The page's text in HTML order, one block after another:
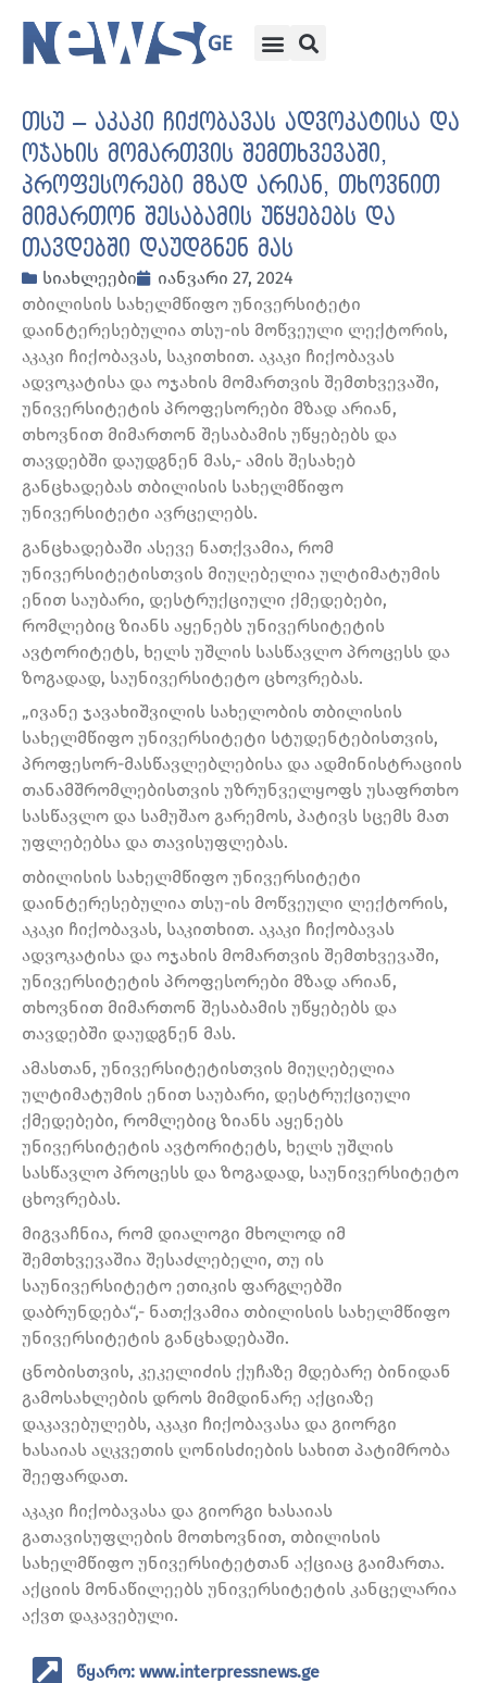
თსუ – აკაკი ჩიქობავას ადვოკატისა და
ოჯახის მომართვის შემთხვევაში,
პროფესორები მზად არიან, თხოვნით
მიმართონ შესაბამის უწყებებს და
თავდებში დაუდგნენ მას
სიახლეები
იანვარი 27, 2024
თბილისის სახელმწიფო უნივერსიტეტი
დაინტერესებულია თსუ-ის მოწვეული ლექტორის,
აკაკი ჩიქობავას, საკითხით. აკაკი ჩიქობავას
ადვოკატისა და ოჯახის მომართვის შემთხვევაში,
უნივერსიტეტის პროფესორები მზად არიან,
თხოვნით მიმართონ შესაბამის უწყებებს და
თავდებში დაუდგნენ მას,- ამის შესახებ
განცხადებას თბილისის სახელმწიფო
უნივერსიტეტი ავრცელებს.
განცხადებაში ასევე ნათქვამია, რომ
უნივერსიტეტისთვის მიუღებელია ულტიმატუმის
ენით საუბარი, დესტრუქციული ქმედებები,
რომლებიც ზიანს აყენებს უნივერსიტეტის
ავტორიტეტს, ხელს უშლის სასწავლო პროცესს და
ზოგადად, საუნივერსიტეტო ცხოვრებას.
„ივანე ჯავახიშვილის სახელობის თბილისის
სახელმწიფო უნივერსიტეტი სტუდენტებისთვის,
პროფესორ-მასწავლებლებისა და ადმინისტრაციის
თანამშრომლებისთვის უზრუნველყოფს უსაფრთხო
სასწავლო და სამუშაო გარემოს, პატივს სცემს მათ
უფლებებსა და თავისუფლებას.
თბილისის სახელმწიფო უნივერსიტეტი
დაინტერესებულია თსუ-ის მოწვეული ლექტორის,
აკაკი ჩიქობავას, საკითხით. აკაკი ჩიქობავას
ადვოკატისა და ოჯახის მომართვის შემთხვევაში,
უნივერსიტეტის პროფესორები მზად არიან,
თხოვნით მიმართონ შესაბამის უწყებებს და
თავდებში დაუდგნენ მას.
ამასთან, უნივერსიტეტისთვის მიუღებელია
ულტიმატუმის ენით საუბარი, დესტრუქციული
ქმედებები, რომლებიც ზიანს აყენებს
უნივერსიტეტის ავტორიტეტს, ხელს უშლის
სასწავლო პროცესს და ზოგადად, საუნივერსიტეტო
ცხოვრებას.
მიგვაჩნია, რომ დიალოგი მხოლოდ იმ
შემთხვევაშია შესაძლებელი, თუ ის
საუნივერსიტეტო ეთიკის ფარგლებში
დაბრუნდება“,- ნათქვამია თბილისის სახელმწიფო
უნივერსიტეტის განცხადებაში.
ცნობისთვის, კეკელიძის ქუჩაზე მდებარე ბინიდან
გამოსახლების დროს მიმდინარე აქციაზე
დაკავებულებს, აკაკი ჩიქობავასა და გიორგი
ხასაიას აღკვეთის ღონისძიების სახით პატიმრობა
შეეფარდათ.
აკაკი ჩიქობავასა და გიორგი ხასაიას
გათავისუფლების მოთხოვნით, თბილისის
სახელმწიფო უნივერსიტეტთან აქციაც გაიმართა.
აქციის მონაწილეებს უნივერსიტეტის კანცელარია
აქვთ დაკავებული.
წყარო: www.interpressnews.ge